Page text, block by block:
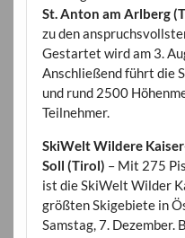
St. Anton am Arlberg
zu den
Gestartet wird am 3.
Anschließend führt die
und rund 2500
Teilnehmer.
SkiWelt Wildere
Soll (Tirol) – Mit 275
ist die SkiWelt Wilder
größten Skigebiete in
Samstag, 7. Dezember.